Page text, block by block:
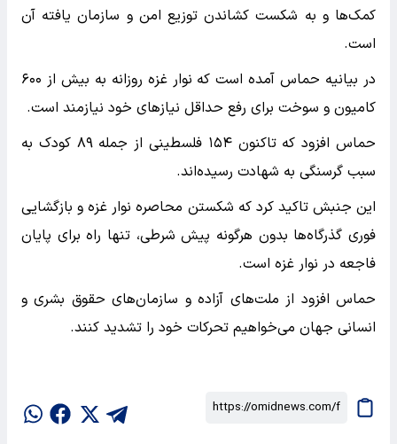
کمک‌ها و به شکست کشاندن توزیع امن و سازمان یافته آن
است.
در بیانیه حماس آمده است که نوار غزه روزانه به بیش از ۶۰۰
کامیون و سوخت برای رفع حداقل نیاز‌های خود نیازمند است.
حماس افزود که تاکنون ۱۵۴ فلسطینی از جمله ۸۹ کودک به
سبب گرسنگی به شهادت رسیده‌اند.
این جنبش تاکید کرد که شکستن محاصره نوار غزه و بازگشایی
فوری گذرگاه‌ها بدون هرگونه پیش شرطی، تنها راه برای پایان
فاجعه در نوار غزه است.
حماس افزود از ملت‌های آزاده و سازمان‌های حقوق بشری و
انسانی جهان می‌خواهیم تحرکات خود را تشدید کنند.